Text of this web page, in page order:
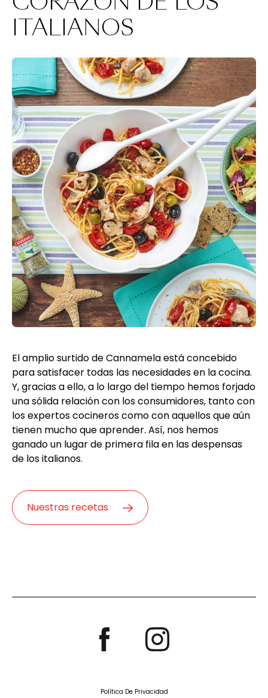
ITALIANOS
El amplio surtido de Cannamela está concebido
para satisfacer todas las necesidades en la cocina.
Y, gracias a ello, a lo largo del tiempo hemos forjado
una sólida relación con los consumidores, tanto con
los expertos cocineros como con aquellos que aún
tienen mucho que aprender. Así, nos hemos
ganado un lugar de primera fila en las despensas
de los italianos.
Nuestras recetas
Política De Privacidad